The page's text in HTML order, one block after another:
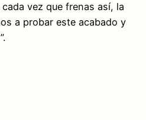
cada vez que frenas así, la
a probar este acabado y